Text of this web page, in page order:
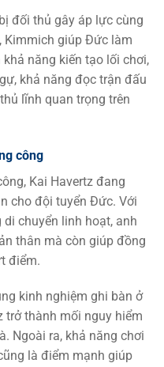
đối thủ gây áp lực cùng
Kimmich giúp Đức làm
năng kiến tạo lối chơi,
khả năng đọc trận đấu
lĩnh quan trọng trên
công
Kai Havertz đang
cho đội tuyển Đức. Với
chuyển linh hoạt, anh
thân mà còn giúp đồng
điểm.
kinh nghiệm ghi bàn ở
trở thành mối nguy hiểm
Ngoài ra, khả năng chơi
là điểm mạnh giúp